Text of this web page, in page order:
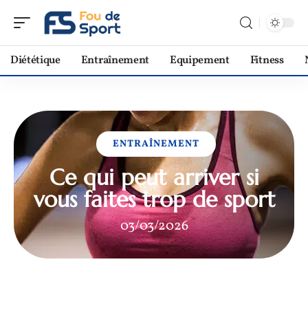
Diététique Entraînement Equipement Fitness
ENTRAÎNEMENT
Ce qui peut arriver si
vous faites trop de sport
03/03/2026